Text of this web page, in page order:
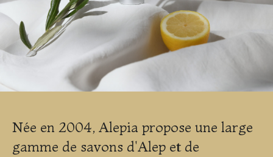
Née en 2004, Alepia propose une large
gamme de savons d'Alep et de